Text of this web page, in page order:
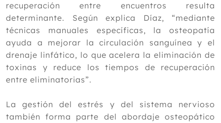
recuperación entre encuentros resulta
determinante. Según explica Díaz, “mediante
técnicas manuales específicas, la osteopatía
ayuda a mejorar la circulación sanguínea y el
drenaje linfático, lo que acelera la eliminación de
toxinas y reduce los tiempos de recuperación
entre eliminatorias”.
La gestión del estrés y del sistema nervioso
también forma parte del abordaje osteopático